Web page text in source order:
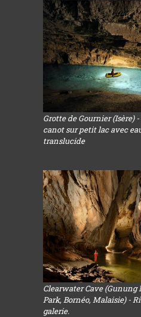
Grotte de Gournier (Isère)
canot sur petit lac avec
translucide
Clearwater Cave
Park, Bornéo, Malaisie) -
galerie.